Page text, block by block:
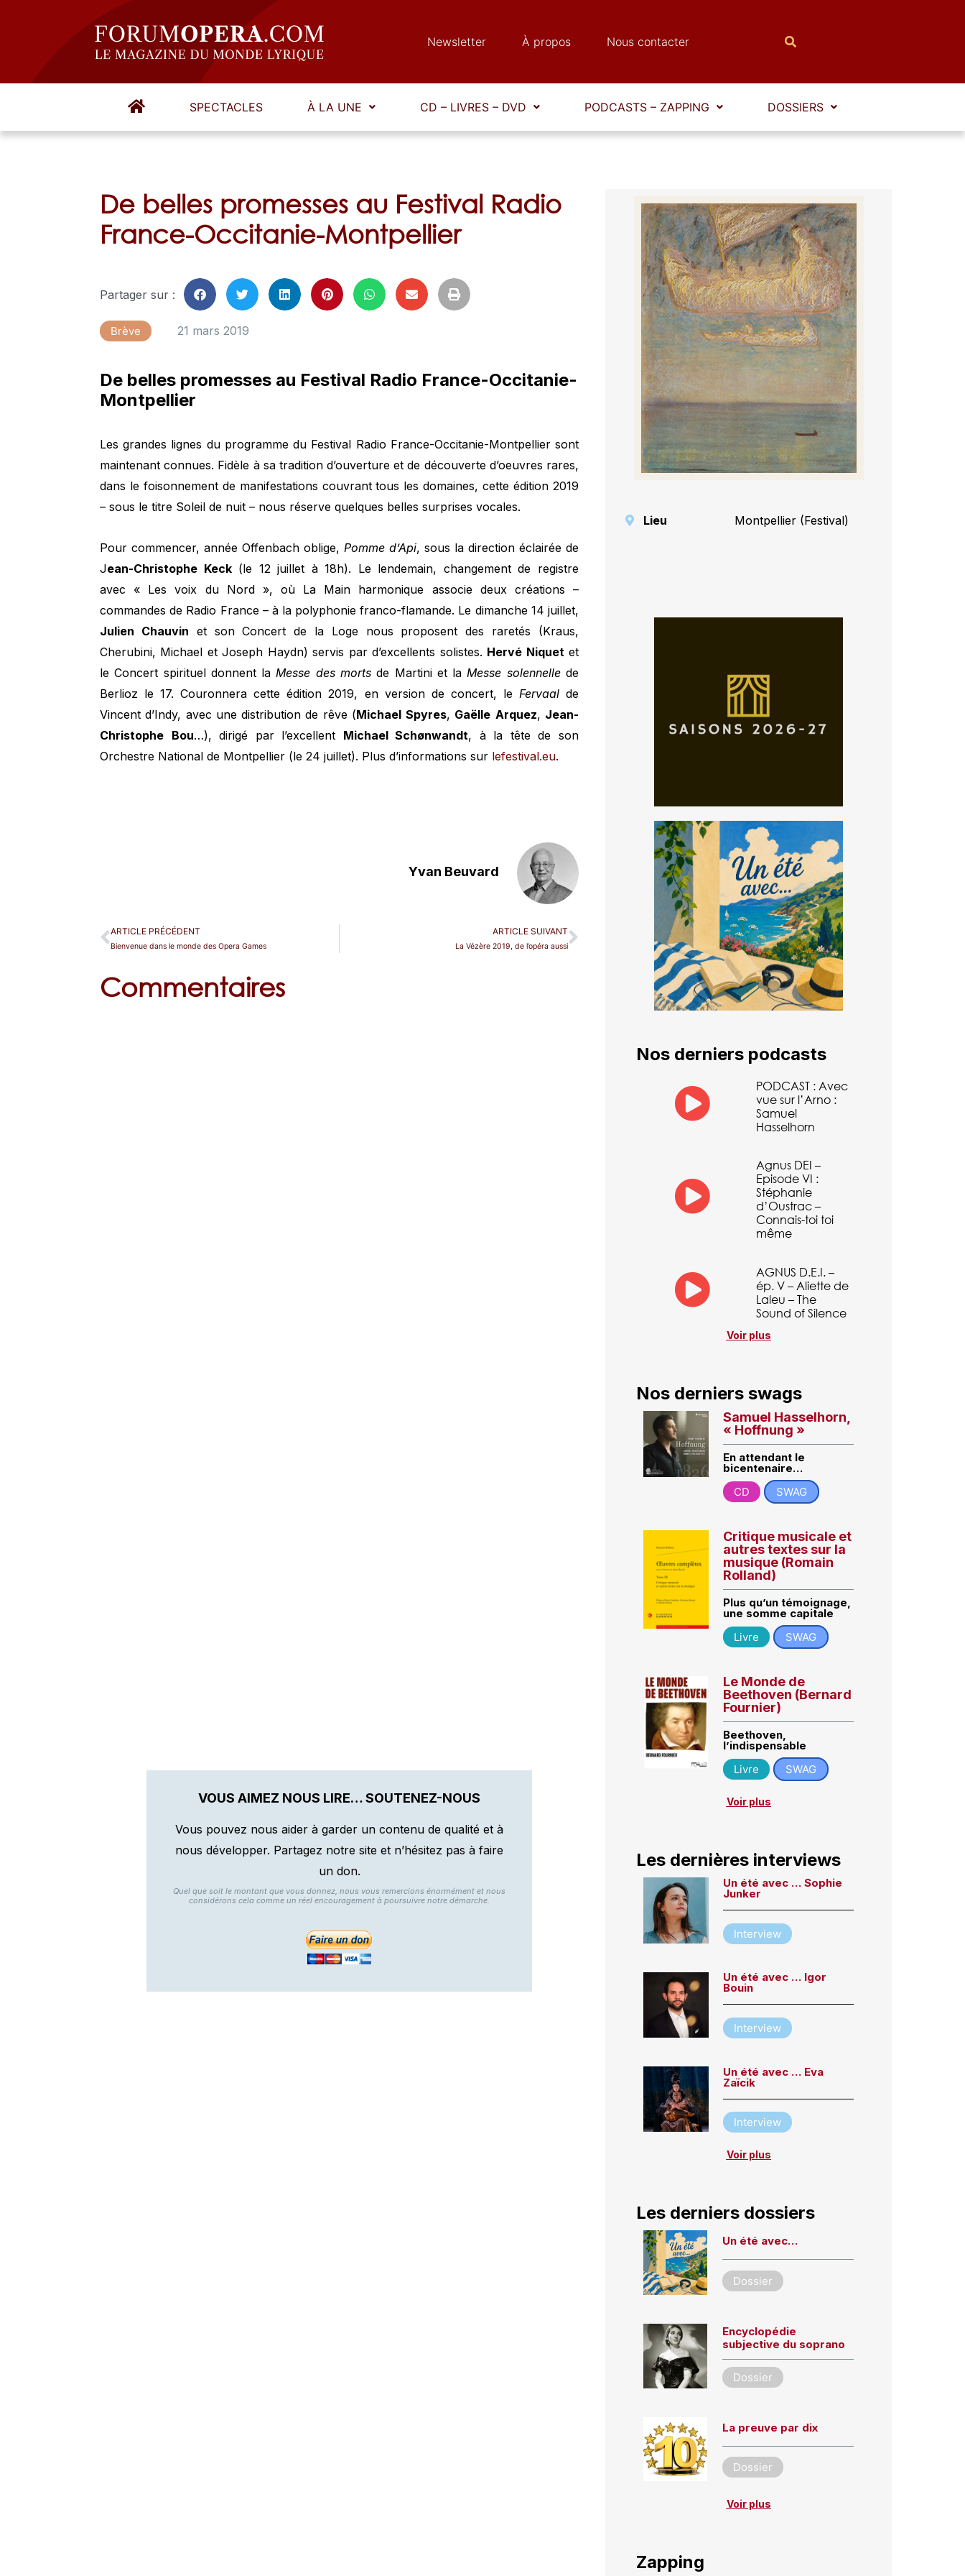
Newsletter À propos Nous contacter
SPECTACLES À LA UNE CD – LIVRES – DVD PODCASTS – ZAPPING DOSSIERS
De belles promesses au Festival Radio
France-Occitanie-Montpellier
Partager sur :
Brève 21 mars 2019
De belles promesses au Festival Radio France-Occitanie-
Montpellier
Les grandes lignes du programme du Festival Radio France-Occitanie-Montpellier sont
maintenant connues. Fidèle à sa tradition d’ouverture et de découverte d’oeuvres rares,
dans le foisonnement de manifestations couvrant tous les domaines, cette édition 2019
– sous le titre Soleil de nuit – nous réserve quelques belles surprises vocales.
Pour commencer, année Offenbach oblige,Pomme d’Api, sous la direction éclairée de
Jean-Christophe Keck(le 12 juillet à 18h). Le lendemain, changement de registre
avec « Les voix du Nord », où La Main harmonique associe deux créations –
commandes de Radio France – à la polyphonie franco-flamande. Le dimanche 14 juillet,
Julien Chauvin et son Concert de la Loge nous proposent des raretés (Kraus,
Cherubini, Michael et Joseph Haydn) servis par d’excellents solistes. Hervé Niquetet
le Concert spirituel donnent laMesse des morts de Martini et laMesse solennellede
Berlioz le 17. Couronnera cette édition 2019, en version de concert, le Fervaalde
Vincent d’Indy, avec une distribution de rêve (Michael Spyres, Gaëlle Arquez, Jean-
Christophe Bou…), dirigé par l’excellent Michael Schønwandt, à la tête de son
Orchestre National de Montpellier (le 24 juillet). Plus d’informations sur lefestival.eu.
Yvan Beuvard
ARTICLE PRÉCÉDENT
Bienvenue dans le monde des Opera Games
ARTICLE SUIVANT
La Vézère 2019, de l’opéra aussi
Commentaires
VOUS AIMEZ NOUS LIRE… SOUTENEZ-NOUS
Vous pouvez nous aider à garder un contenu de qualité et à
nous développer. Partagez notre site et n’hésitez pas à faire
un don.
Quel que soit le montant que vous donnez, nous vous remercions énormément et nous
considérons cela comme un réel encouragement à poursuivre notre démarche.
Lieu Montpellier (Festival)
Nos derniers podcasts
PODCAST : Avec
vue sur l’Arno :
Samuel
Hasselhorn
Agnus DEI –
Episode VI :
Stéphanie
d’Oustrac –
Connais-toi toi
même
AGNUS D.E.I. –
ép. V – Aliette de
Laleu – The
Sound of Silence
Voir plus
Nos derniers swags
Samuel Hasselhorn,
« Hoffnung »
En attendant le
bicentenaire…
CD
SWAG
Critique musicale et
autres textes sur la
musique (Romain
Rolland)
Plus qu’un témoignage,
une somme capitale
Livre
SWAG
Le Monde de
Beethoven (Bernard
Fournier)
Beethoven,
l’indispensable
Livre
SWAG
Voir plus
Les dernières interviews
Un été avec … Sophie
Junker
Interview
Un été avec … Igor
Bouin
Interview
Un été avec … Eva
Zaïcik
Interview
Voir plus
Les derniers dossiers
Un été avec…
Dossier
Encyclopédie
subjective du soprano
Dossier
La preuve par dix
Dossier
Voir plus
Zapping